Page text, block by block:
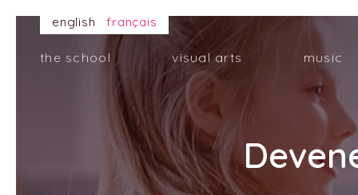
the school visual arts music
english français